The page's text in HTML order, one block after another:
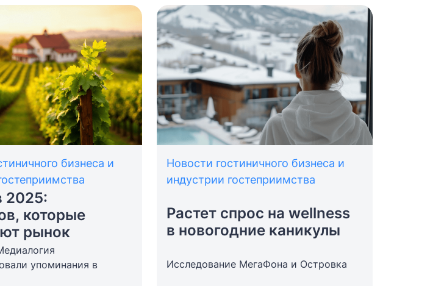
бизнеса и
2025:
которые
рынок
упоминания в
Новости гостиничного бизнеса и
индустрии гостеприимства
Растет спрос на wellness
в новогодние каникулы
Исследование МегаФона и Островка